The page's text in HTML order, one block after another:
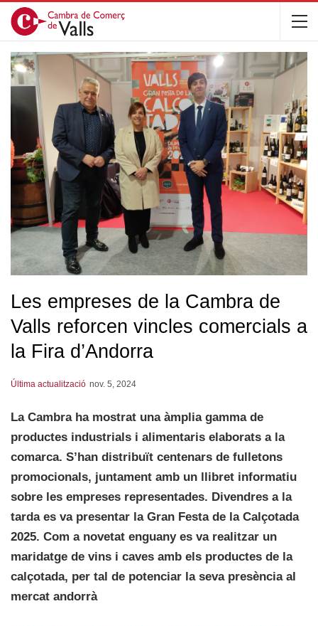
Les empreses de la Cambra de
Valls reforcen vincles comercials a
la Fira d’Andorra
Última actualització nov. 5, 2024
La Cambra ha mostrat una àmplia gamma de
productes industrials i alimentaris elaborats a la
comarca. S’han distribuït centenars de fulletons
promocionals, juntament amb un llibret informatiu
sobre les empreses representades. Divendres a la
tarda es va presentar la Gran Festa de la Calçotada
2025. Com a novetat enguany es va realitzar un
maridatge de vins i caves amb els productes de la
calçotada, per tal de potenciar la seva presència al
mercat andorrà